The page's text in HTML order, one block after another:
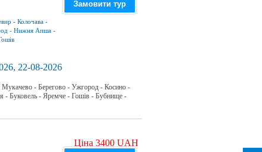
- Колочава -
- Нижня Апша -
Замовити тур
22-08-2026
- Берегово - Ужгород - Косино -
- Буковель - Яремче - Гошів - Бубнище -
Ціна 3400 UAH